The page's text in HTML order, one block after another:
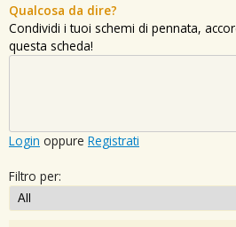
Qualcosa da dire?
Condividi i tuoi schemi di pennata,
questa scheda!
Login oppure Registrati
Filtro per: